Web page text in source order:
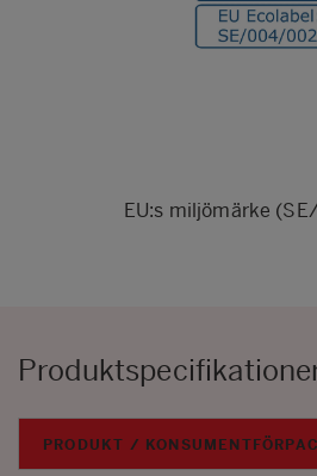
EU:s miljömärke
PRODUKT /